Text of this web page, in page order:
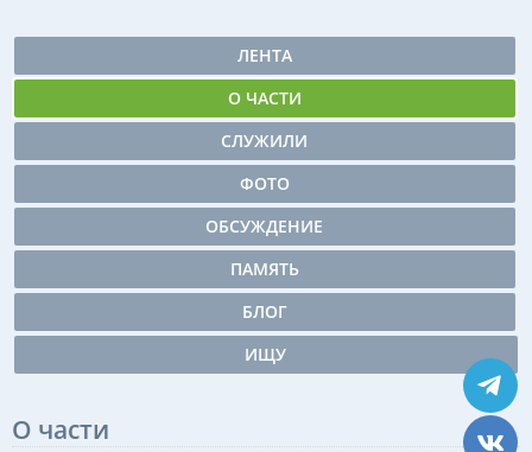
ЛЕНТА
О ЧАСТИ
СЛУЖИЛИ
ФОТО
ОБСУЖДЕНИЕ
ПАМЯТЬ
БЛОГ
ИЩУ
О части